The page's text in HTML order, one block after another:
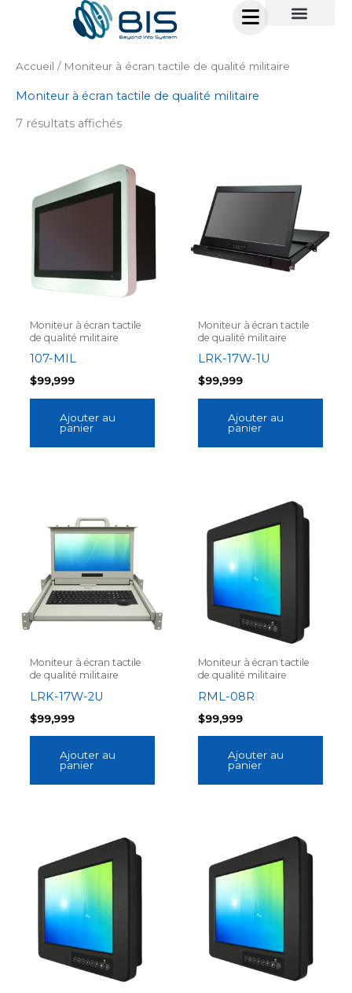
Accueil / Moniteur à écran tactile de qualité militaire
Moniteur à écran tactile de qualité militaire
7 résultats affichés
Moniteur à écran tactile
de qualité militaire
107-MIL
$99,999
Ajouter au
panier
Moniteur à écran tactile
de qualité militaire
LRK-17W-1U
$99,999
Ajouter au
panier
Moniteur à écran tactile
de qualité militaire
LRK-17W-2U
$99,999
Ajouter au
panier
Moniteur à écran tactile
de qualité militaire
RML-08R
$99,999
Ajouter au
panier